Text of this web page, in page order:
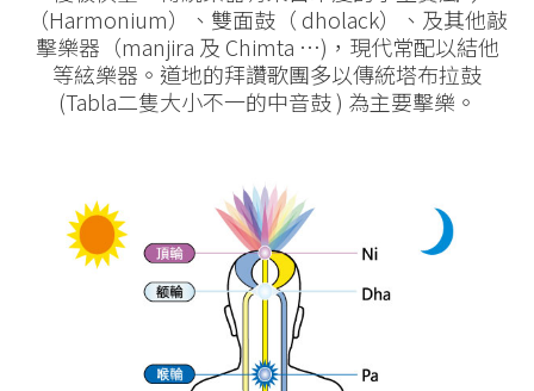
（Harmonium）、雙面鼓（ dholack）、及其他敲
擊樂器（manjira 及 Chimta …)，現代常配以結他
等絃樂器。道地的拜讚歌團多以傳統塔布拉鼓
(Tabla二隻大小不一的中音鼓 ) 為主要擊樂。